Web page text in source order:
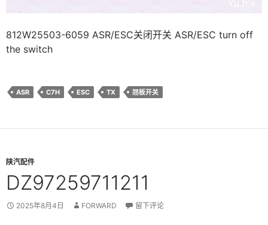
812W25503-6059 ASR/ESC关闭开关 ASR/ESC turn off
the switch
ASR C7H ESC TX 翘板开关
陕汽配件
DZ97259711211
2025年8月4日 FORWARD 留下评论